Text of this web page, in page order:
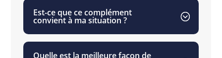
Est-ce que ce complément
convient à ma situation ?
Quelle est la meilleure façon de